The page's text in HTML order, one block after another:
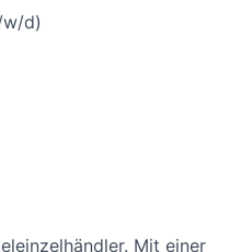
d)
Mit einer